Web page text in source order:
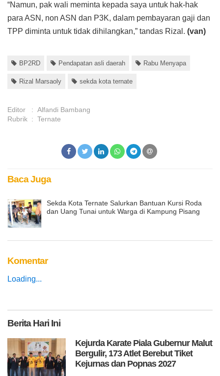
“Namun, pak wali meminta kepada saya untuk hak-hak
para ASN, non ASN dan P3K, dalam pembayaran gaji dan
TPP diminta untuk tidak dihilangkan,” tandas Rizal. (van)
BP2RD Pendapatan asli daerah Rabu Menyapa
Rizal Marsaoly sekda kota ternate
Editor : Alfandi Bambang
Rubrik : Ternate
Baca Juga
Sekda Kota Ternate Salurkan Bantuan Kursi Roda
dan Uang Tunai untuk Warga di Kampung Pisang
Komentar
Loading...
BeritaHari Ini
Kejurda Karate Piala Gubernur Malut
Bergulir, 173 Atlet Berebut Tiket
Kejurnas dan Popnas 2027